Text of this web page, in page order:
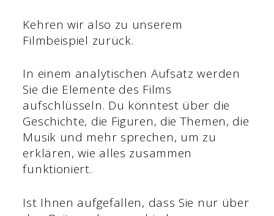
Kehren wir also zu unserem
Filmbeispiel zurück.
In einem analytischen Aufsatz werden
Sie die Elemente des Films
aufschlüsseln. Du könntest über die
Geschichte, die Figuren, die Themen, die
Musik und mehr sprechen, um zu
erklären, wie alles zusammen
funktioniert.
Ist Ihnen aufgefallen, dass Sie nur über